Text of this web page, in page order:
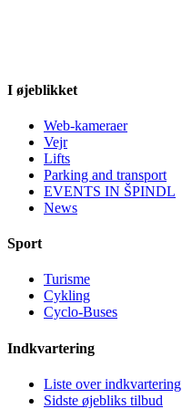
I øjeblikket
Web-kameraer
Vejr
Lifts
Parking and transport
EVENTS IN ŠPINDL
News
Sport
Turisme
Cykling
Cyclo-Buses
Indkvartering
Liste over indkvartering
Sidste øjebliks tilbud